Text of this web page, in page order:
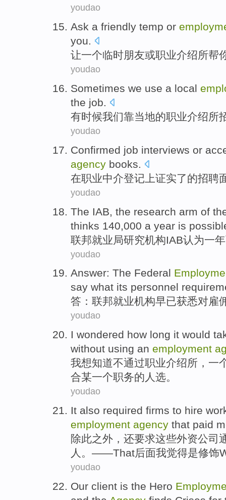
youdao
Ask a friendly temp or
you.
让一个临时朋友或职业介绍所帮
youdao
Sometimes we use a local
the job.
有时候我们靠当地的职业介绍所
youdao
Confirmed job interviews or
agency books.
在职业中介登记上证实了的招聘
youdao
The IAB the research arm of
thinks 140,000 a year is
联邦就业局研究机构IAB认为一年
youdao
Answer: The Federal
say what its personnel
答 ： 联邦就业机构早已获悉对雇
youdao
I wondered how long it would
without using an employment
我想知道不通过职业介绍所， 一
合某一个职务的人选。
youdao
It also required firms to hire
employment agency that paid
除此之外， 还要求这些外资公司
人 。——That后面我觉得是修饰
youdao
Our client is the Hero